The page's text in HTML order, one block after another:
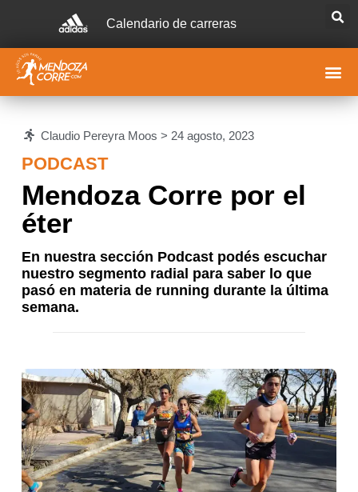
Calendario de carreras
Claudio Pereyra Moos > 24 agosto, 2023
PODCAST
Mendoza Corre por el
éter
En nuestra sección Podcast podés escuchar
nuestro segmento radial para saber lo que
pasó en materia de running durante la última
semana.